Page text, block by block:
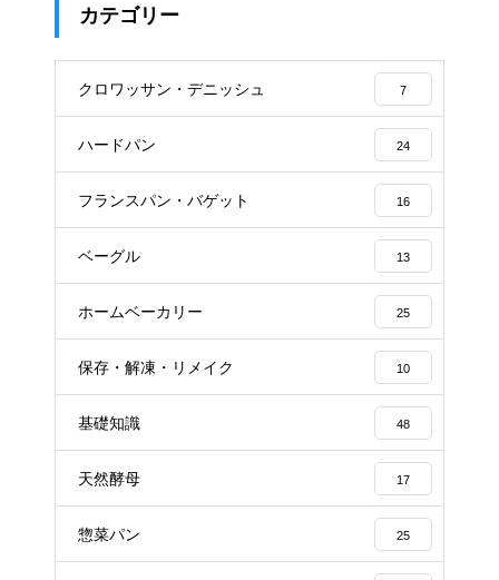
カテゴリー
クロワッサン・デニッシュ 7
ハードパン 24
フランスパン・バゲット 16
ベーグル 13
ホームベーカリー 25
保存・解凍・リメイク 10
基礎知識 48
天然酵母 17
惣菜パン 25